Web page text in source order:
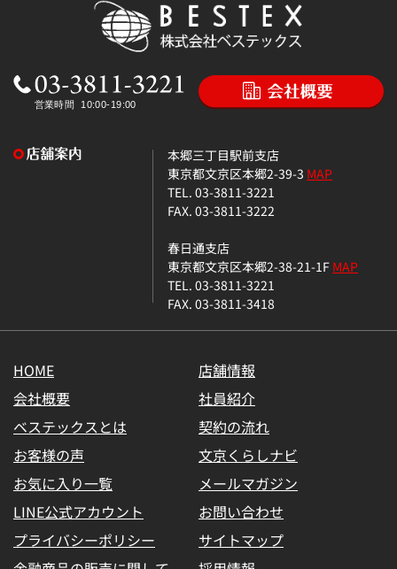
本郷三丁目駅前支店
東京都文京区本郷2-39-3 MAP
TEL. 03-3811-3221
FAX. 03-3811-3222
春日通支店
東京都文京区本郷2-38-21-1FMAP
TEL. 03-3811-3221
FAX. 03-3811-3418
HOME
店舗情報
会社概要
社員紹介
ベステックスとは
契約の流れ
お客様の声
文京くらしナビ
お気に入り一覧
メールマガジン
LINE公式アカウント
お問い合わせ
プライバシーポリシー
サイトマップ